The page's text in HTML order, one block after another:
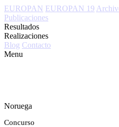
EUROPAN EUROPAN 19
Publicaciones
Resultados
Realizaciones
Blog Contacto
Menu
Noruega
Concurso